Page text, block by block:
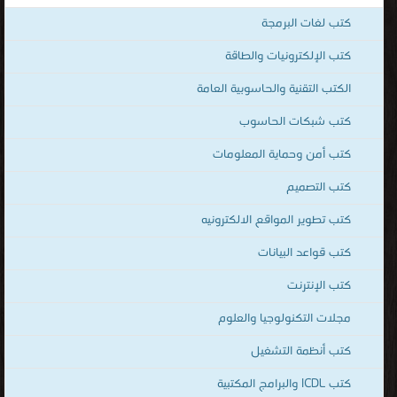
قراءة و تحميل كتب في كتب الذكاء الاصطناعي مجانا
كتب الإلكترونيات